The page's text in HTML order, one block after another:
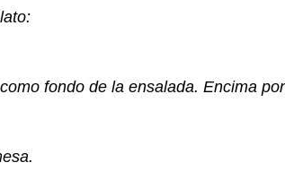
fondo de la ensalada. Encima